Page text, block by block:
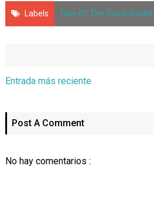
Labels Rise Of The Tomb Raider
Entrada más reciente
Post A Comment
No hay comentarios :